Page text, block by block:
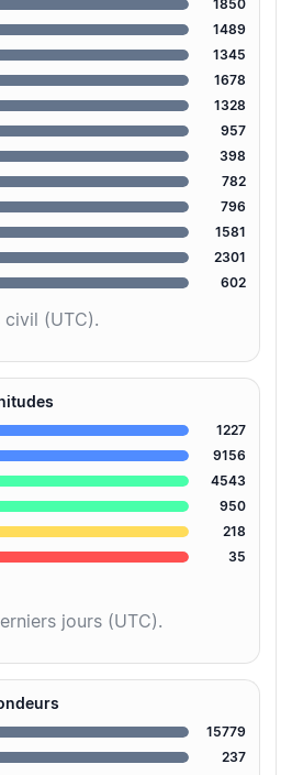
1850
1489
1345
1678
1328
957
398
782
796
1581
2301
602
(UTC).
1227
9156
4543
950
218
35
jours (UTC).
15779
237